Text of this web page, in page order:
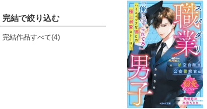
完結で絞り込む
完結作品すべて(4)